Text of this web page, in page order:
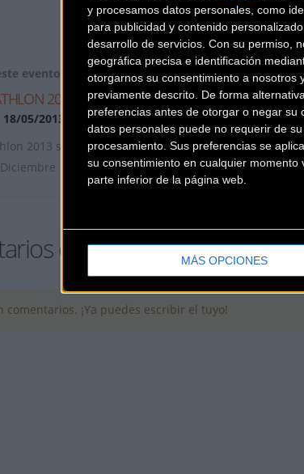
y procesamos datos personales, como
para publicidad y contenido
desarrollo de servicios. Con su permiso,
geográfica precisa e identificación
otorgarnos su consentimiento a nosotros
previamente descrito. De forma
preferencias antes de otorgar o negar su
datos personales puede no requerir de
procesamiento. Sus preferencias se
su consentimiento en cualquier
parte inferior de la página web.
MÁS OPCIONES
evento
2013
18/05/2013
2013 se disputará el próximo 18 de Mayo en la
... [+]
de la Noticia
comentarios. ¡Ya puedes escribir el tuyo!